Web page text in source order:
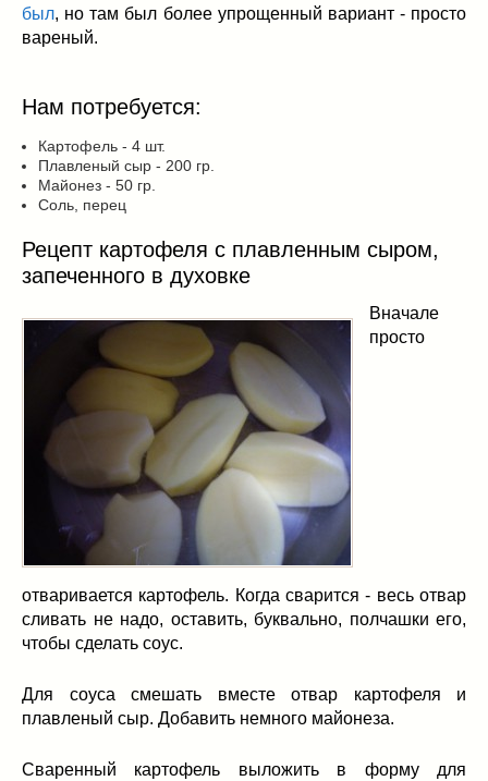
продуктах(2)
разном
Праздничные блюда
8 марта
День всех влюбленных
мужские даты
Новогоднее меню
был, но там был более упрощенный вариант - просто
вареный.
Нам потребуется:
Картофель - 4 шт.
Плавленый сыр - 200 гр.
Майонез - 50 гр.
Соль, перец
Рецепт картофеля с плавленным сыром,
запеченного в духовке
Вначале
просто
отваривается картофель. Когда сварится - весь отвар
сливать не надо, оставить, буквально, полчашки его,
чтобы сделать соус.
Для соуса смешать вместе отвар картофеля и
плавленый сыр. Добавить немного майонеза.
Сваренный картофель выложить в форму для